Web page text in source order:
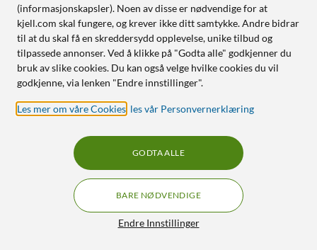
Nettlager : 20+ st Nettlager: 100+ st
Tune Flex 2 Svart
(informasjonskapsler). Noen av disse er nødvendige for at
kjell.com skal fungere, og krever ikke ditt samtykke. Andre bidrar
til at du skal få en skreddersydd opplevelse, unike tilbud og
tilpassede annonser. Ved å klikke på "Godta alle" godkjenner du
bruk av slike cookies. Du kan også velge hvilke cookies du vil
godkjenne, via lenken "Endre innstillinger".
Les mer om våre Cookies les vår Personvernerklæring
Endre Innstillinger
BARE NØDVENDIGE
GODTA ALLE